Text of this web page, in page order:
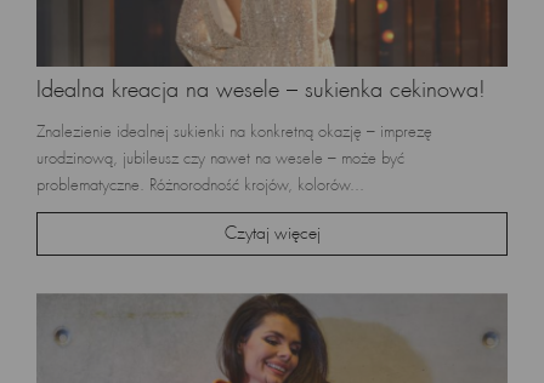
Idealna kreacja na wesele – sukienka cekinowa!
Znalezienie idealnej sukienki na konkretną okazję – imprezę
urodzinową, jubileusz czy nawet na wesele – może być
problematyczne. Różnorodność krojów, kolorów...
Czytaj więcej